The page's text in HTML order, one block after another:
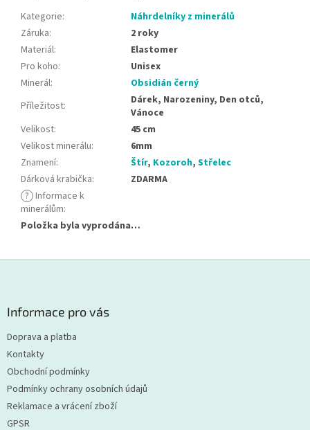
Kategorie:
Náhrdelníky z minerálů
Záruka:
2 roky
Materiál:
Elastomer
Pro koho:
Unisex
Minerál:
Obsidián černý
Příležitost:
Dárek, Narozeniny, Den otců,
Vánoce
Velikost:
45 cm
Velikost minerálu:
6mm
Znamení: Štír, Kozoroh, Střelec
Dárková krabička:
ZDARMA
? Informace k
minerálům:
Položka byla vyprodána…
Informace pro vás
Doprava a platba
Kontakty
Obchodní podmínky
Podmínky ochrany osobních údajů
Reklamace a vrácení zboží
GPSR